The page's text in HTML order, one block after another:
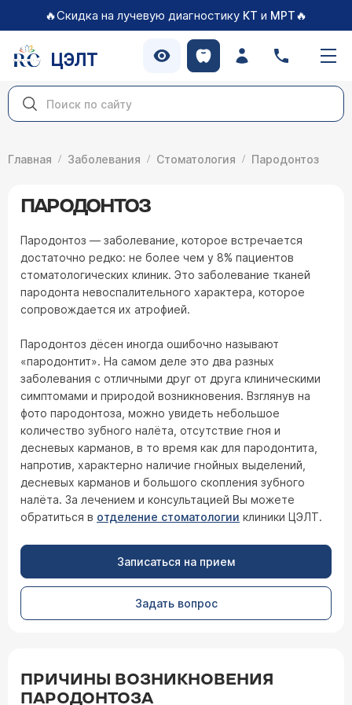
🔥Скидка на лучевую диагностику КТ и МРТ🔥
ЦЭЛТ
Главная Заболевания Стоматология Пародонтоз
ПАРОДОНТОЗ
Пародонтоз — заболевание, которое встречается
достаточно редко: не более чем у 8% пациентов
стоматологических клиник. Это заболевание тканей
пародонта невоспалительного характера, которое
сопровождается их атрофией.
Пародонтоз дёсен иногда ошибочно называют
«пародонтит». На самом деле это два разных
заболевания с отличными друг от друга клиническими
симптомами и природой возникновения. Взглянув на
фото пародонтоза, можно увидеть небольшое
количество зубного налёта, отсутствие гноя и
десневых карманов, в то время как для пародонтита,
напротив, характерно наличие гнойных выделений,
десневых карманов и большого скопления зубного
налёта. За лечением и консультацией Вы можете
обратиться в отделение стоматологии клиники ЦЭЛТ.
Записаться на прием
Задать вопрос
ПРИЧИНЫ ВОЗНИКНОВЕНИЯ
ПАРОДОНТОЗА